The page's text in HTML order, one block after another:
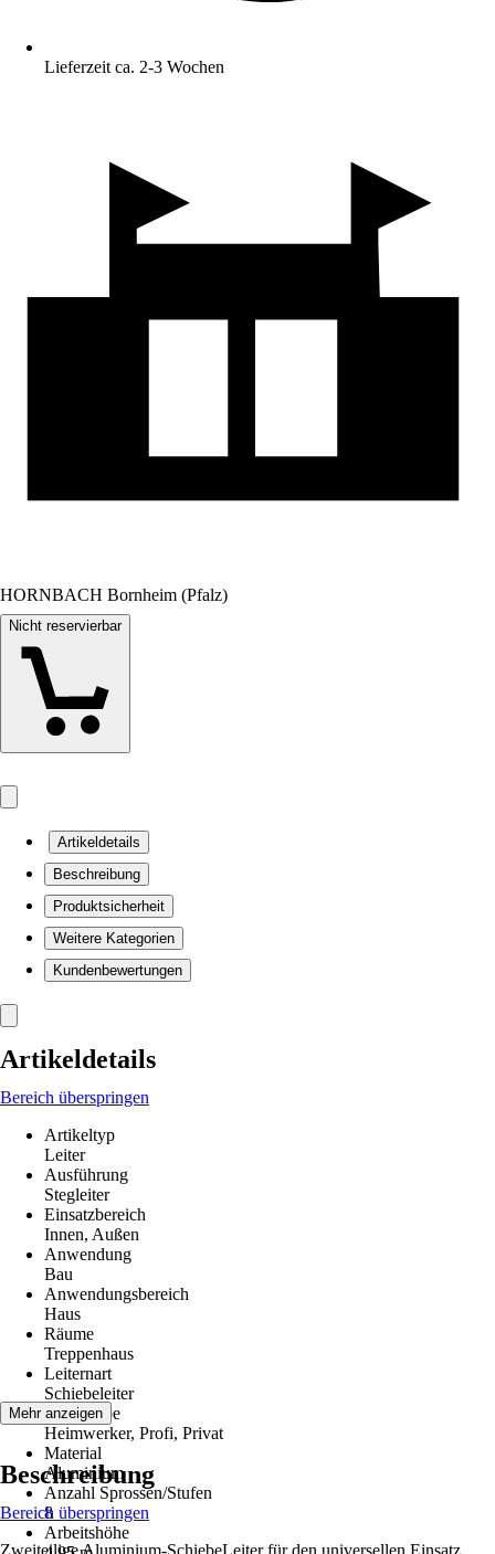
Lieferzeit ca. 2-3 Wochen
HORNBACH Bornheim (Pfalz)
Nicht reservierbar
Artikeldetails
Beschreibung
Produktsicherheit
Weitere Kategorien
Kundenbewertungen
Artikeldetails
Bereich überspringen
Artikeltyp
Leiter
Ausführung
Stegleiter
Einsatzbereich
Innen, Außen
Anwendung
Bau
Anwendungsbereich
Haus
Räume
Treppenhaus
Leiternart
Schiebeleiter
Zielgruppe
Heimwerker, Profi, Privat
Material
Aluminium
Anzahl Sprossen/Stufen
8
Arbeitshöhe
Mehr anzeigen
Beschreibung
Bereich überspringen
Zweiteilige Aluminium-SchiebeLeiter für den universellen Einsatz.